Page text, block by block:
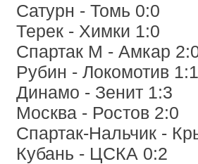
Сатурн - Томь 0:0
Терек - Химки 1:0
Спартак М - Амкар
Рубин - Локомотив 1:1
Динамо - Зенит 1:3
Москва - Ростов 2:0
Спартак-Нальчик -
Кубань - ЦСКА 0:2